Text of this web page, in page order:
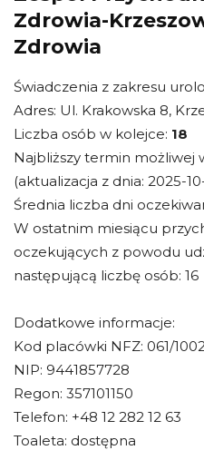
Zdrowia-
Zdrowia
Świadczenia z zakresu
Adres: Ul. Krakowska 8,
Liczba osób w kolejce: 18
Najbliższy termin możliwej
(aktualizacja z dnia: 2025-
Średnia liczba dni
W ostatnim miesiącu
oczekujących z powodu
następującą liczbę osób: 16
Dodatkowe informacje:
Kod placówki NFZ: 061/
NIP: 9441857728
Regon: 357101150
Telefon: +48 12 282 12 63
Toaleta: dostępna